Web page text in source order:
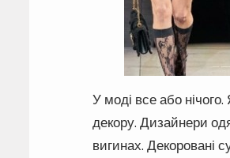
У моді все або
декору. Дизайнери
вигинах. Декоровані